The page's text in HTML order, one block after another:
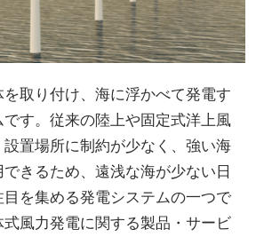
取り付け、海に浮かべて発電す
す。従来の陸上や固定式洋上風
置場所に制約が少なく、強い海
きるため、遠浅な海が少ない日
を集める発電システムの一つで
風力発電に関する製品・サービ